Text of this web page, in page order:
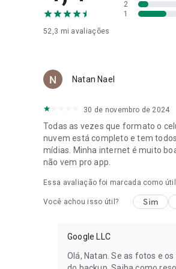
• GOOGLE LENS: pesquise
fotos para ter mais informações
52,3 mi avaliações
2
1
Natan Nael
30 de novembro de 2024
Todas as vezes que formato o
nuvem está completo e tem
mídias. Minha internet é muito
não vem pro app.
Essa avaliação foi marcada como
Você achou isso útil? Sim
Google LLC
Olá, Natan. Se as fotos e